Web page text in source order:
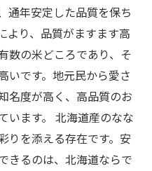
通年安定した品質を保ち
より、品質がますます高
数の米どころであり、そ
いです。地元民から愛さ
名度が高く、高品質のお
います。 北海道産のなな
りを添える存在です。安
きるのは、北海道ならで